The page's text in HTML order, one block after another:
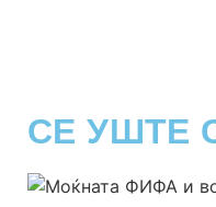
СЕ УШТЕ